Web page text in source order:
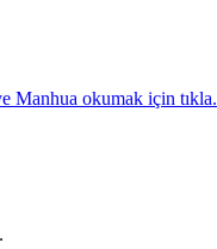
Manhua okumak için tıkla.